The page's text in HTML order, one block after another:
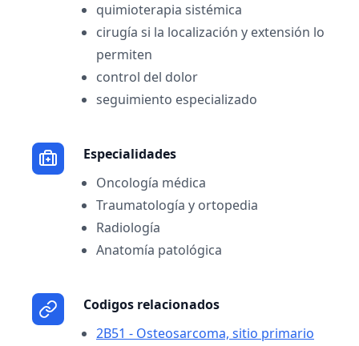
quimioterapia sistémica
cirugía si la localización y extensión lo
permiten
control del dolor
seguimiento especializado
Especialidades
Oncología médica
Traumatología y ortopedia
Radiología
Anatomía patológica
Codigos relacionados
2B51 - Osteosarcoma, sitio primario